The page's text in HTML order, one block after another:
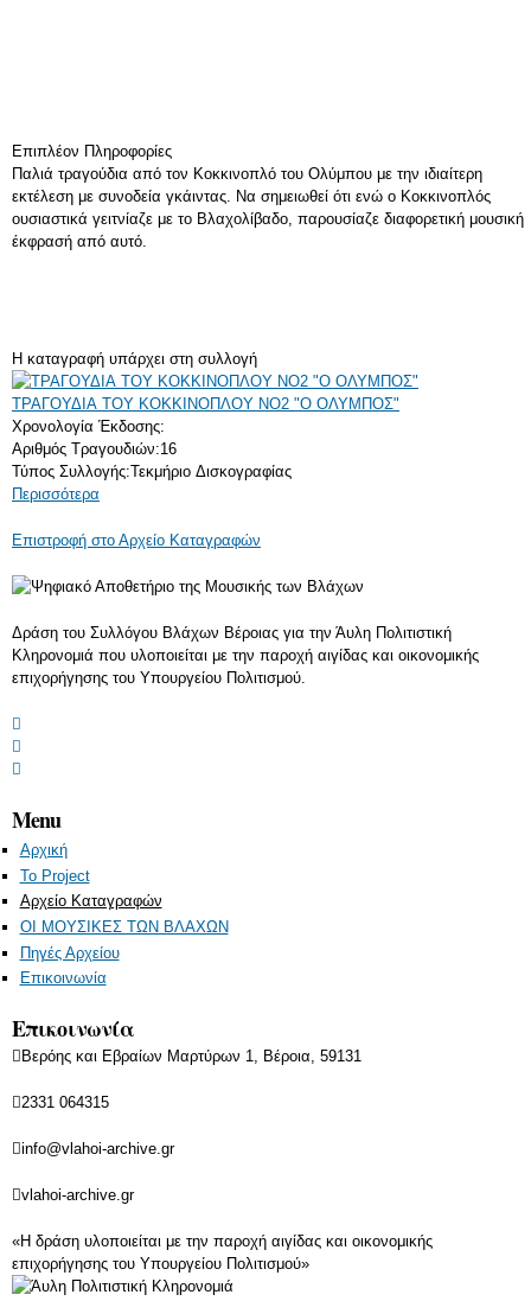
Επιπλέον Πληροφορίες
Παλιά τραγούδια από τον Κοκκινοπλό του Ολύμπου με την ιδιαίτερη
εκτέλεση με συνοδεία γκάιντας. Να σημειωθεί ότι ενώ ο Κοκκινοπλός
ουσιαστικά γειτνίαζε με το Βλαχολίβαδο, παρουσίαζε διαφορετική μουσική
έκφρασή από αυτό.
Η καταγραφή υπάρχει στη συλλογή
ΤΡΑΓΟΥΔΙΑ ΤΟΥ ΚΟΚΚΙΝΟΠΛΟΥ NO2 "Ο ΟΛΥΜΠΟΣ"
Χρονολογία Έκδοσης:
Αριθμός Τραγουδιών:16
Τύπος Συλλογής:Τεκμήριο Δισκογραφίας
Περισσότερα
Επιστροφή στο Αρχείο Καταγραφών
Δράση του Συλλόγου Βλάχων Βέροιας για την Άυλη Πολιτιστική
Κληρονομιά που υλοποιείται με την παροχή αιγίδας και οικονομικής
επιχορήγησης του Υπουργείου Πολιτισμού.
Menu
Αρχική
Το Project
Αρχείο Καταγραφών
ΟΙ ΜΟΥΣΙΚΕΣ ΤΩΝ ΒΛΑΧΩΝ
Πηγές Αρχείου
Επικοινωνία
Επικοινωνία
Βερόης και Εβραίων Μαρτύρων 1, Βέροια, 59131
2331 064315
info@vlahoi-archive.gr
vlahoi-archive.gr
«Η δράση υλοποιείται με την παροχή αιγίδας και οικονομικής
επιχορήγησης του Υπουργείου Πολιτισμού»